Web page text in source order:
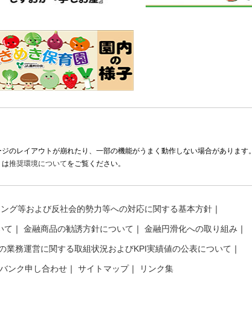
レイアウトが崩れたり、一部の機能がうまく動作しない場合があります。
推奨環境についてをご覧ください。
グ等および反社会的勢力等への対応に関する基本方針
て 金融商品の勧誘方針について 金融円滑化への取り組み
業務運営に関する取組状況およびKPI実績値の公表について
ンク申し合わせ サイトマップ リンク集